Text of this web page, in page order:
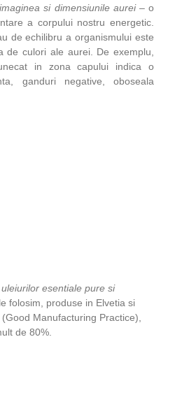
imaginea si dimensiunile aurei– o
a corpului nostru energetic.
de echilibru a organismului este
de culori ale aurei. De exemplu,
in zona capului indica o
ganduri negative, oboseala
uleiurilor esentiale pure si
folosim, produse in Elvetia si
(Good Manufacturing Practice),
de 80%.